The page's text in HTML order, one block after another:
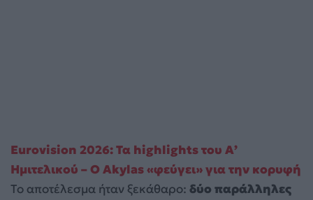
Eurovision 2026: Τα highlights του Α’
Ημιτελικού – Ο Akylas «φεύγει» για την κορυφή
Το αποτέλεσμα ήταν ξεκάθαρο: δύο παράλληλες